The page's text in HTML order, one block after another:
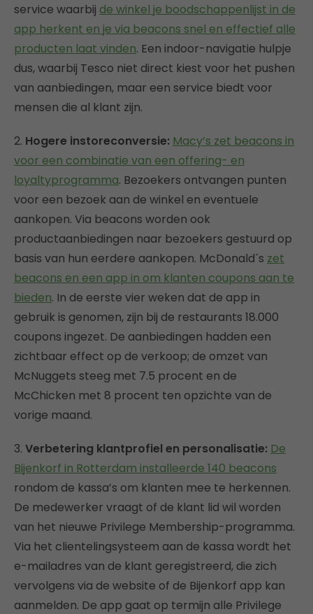
service waarbij de winkel je boodschappenlijst in de
app herkent en je via beacons snel en effectief alle
producten laat vinden. Een indoor-navigatie hulpje
dus, waarbij Tesco niet direct kiest voor het pushen
van aanbiedingen, maar een service biedt voor
mensen die al klant zijn.
2. Hogere instoreconversie: Macy’s zet beacons in
voor een combinatie van een offering- en
loyaltyprogramma. Bezoekers ontvangen punten
voor een bezoek aan de winkel en eventuele
aankopen. Via beacons worden ook
productaanbiedingen naar bezoekers gestuurd op
basis van hun eerdere aankopen. McDonald´s zet
beacons en een app in om klanten coupons aan te
bieden. In de eerste vier weken dat de app in
gebruik is genomen, zijn bij de restaurants 18.000
coupons ingezet. De aanbiedingen hadden een
zichtbaar effect op de verkoop; de omzet van
McNuggets steeg met 7.5 procent en de
McChicken met 8 procent ten opzichte van de
vorige maand.
3. Verbetering klantprofiel en personalisatie: De
Bijenkorf in Rotterdam installeerde 140 beacons
rondom de kassa’s om klanten mee te herkennen.
De medewerker vraagt of de klant lid wil worden
van het nieuwe Privilege Membership-programma.
Via het clientelingsysteem aan de kassa wordt het
e-mailadres van de klant geregistreerd, die zich
vervolgens via de website of de Bijenkorf app kan
aanmelden. De app gaat op termijn alle Privilege